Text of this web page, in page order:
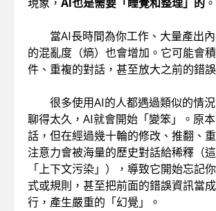
當AI長時間為你工作、大量產出
的混亂度（熵）也會增加。它可能會
件、重複的對話，甚至放大之前的錯
很多使用AI的人都遇過類似的情
聊得太久，AI就會開始「變笨」。原
話，但在經過幾十輪的修改、推翻、
注意力會被海量的歷史對話給稀釋（
「上下文污染」），導致它開始忘記
式或規則，甚至把前面的錯誤資訊當
行，產生嚴重的「幻覺」。